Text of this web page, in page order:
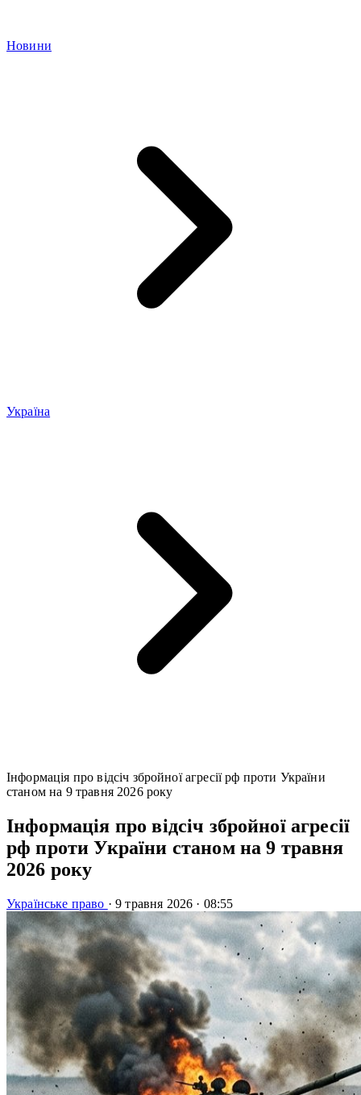
Новини
Україна
Інформація про відсіч збройної агресії рф проти України
станом на 9 травня 2026 року
Інформація про відсіч збройної агресії
рф проти України станом на 9 травня
2026 року
Українське право · 9 травня 2026 · 08:55